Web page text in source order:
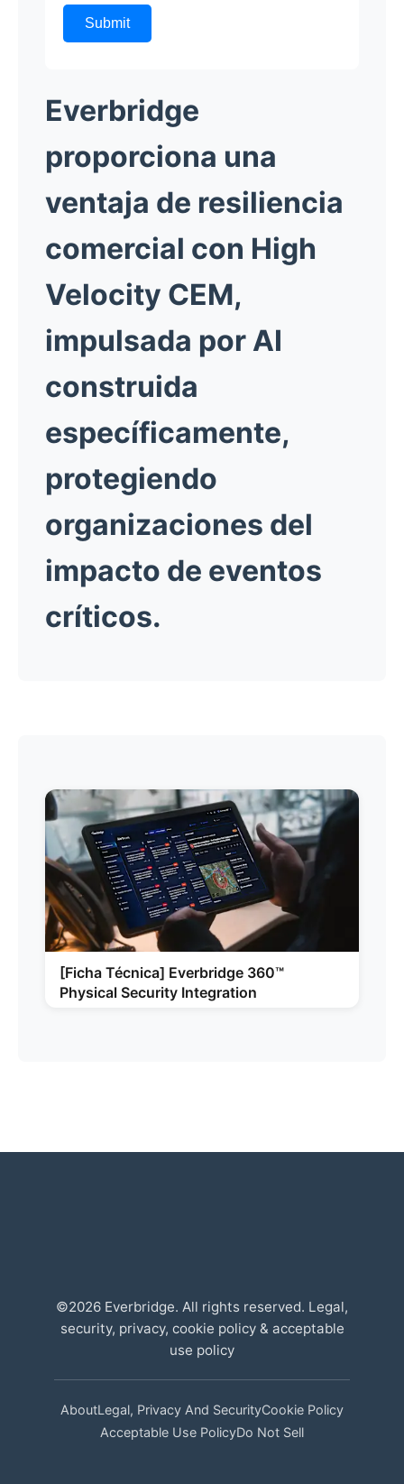
Submit
Everbridge
proporciona una
ventaja de resiliencia
comercial con High
Velocity CEM,
impulsada por AI
construida
específicamente,
protegiendo
organizaciones del
impacto de eventos
críticos.
[Ficha Técnica] Everbridge 360™
Physical Security Integration
©2026 Everbridge. All rights reserved. Legal,
security, privacy, cookie policy & acceptable
use policy
AboutLegal, Privacy And SecurityCookie Policy
Acceptable Use PolicyDo Not Sell